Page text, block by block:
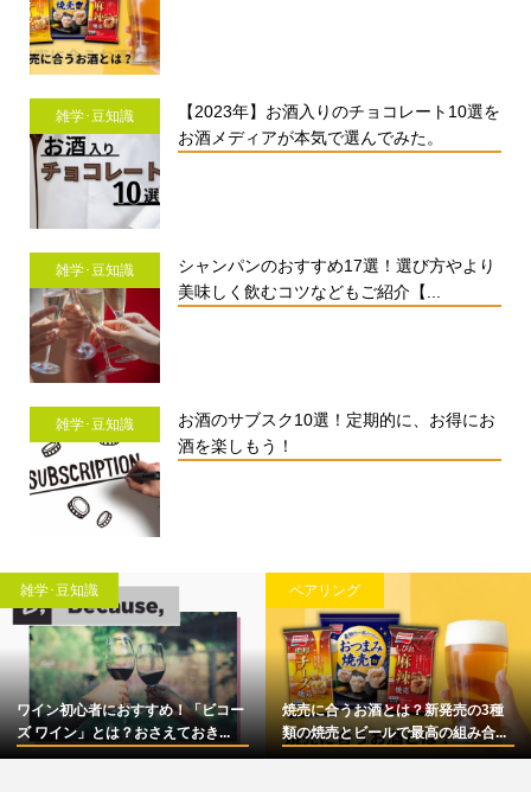
雑学･豆知識
【2023年】お酒入りのチョコレート10選を
お酒メディアが本気で選んでみた。
雑学･豆知識
シャンパンのおすすめ17選！選び方やより
美味しく飲むコツなどもご紹介【...
雑学･豆知識
お酒のサブスク10選！定期的に、お得にお
酒を楽しもう！
雑学･豆知識
ワイン初心者におすすめ！「ビコー
ズ ワイン」とは？おさえておき...
ペアリング
焼売に合うお酒とは？新発売の3種
類の焼売とビールで最高の組み合...